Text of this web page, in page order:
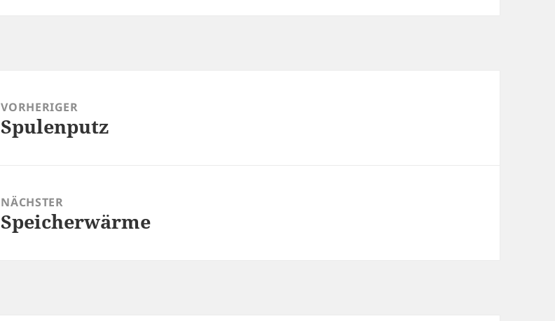
VORHERIGER
Vorheriger
Spulenputz
NÄCHSTER
Nächster
Speicherwärme